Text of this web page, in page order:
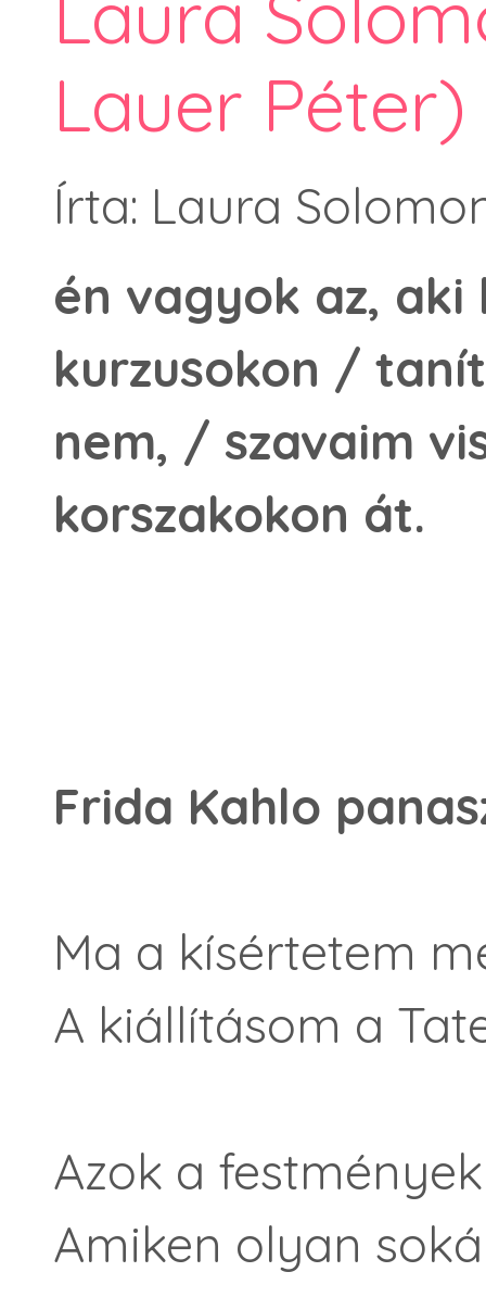
Lauer Péter)
Írta: Laura
én vagyok az,
kurzusokon /
nem, / szavaim
korszakokon át.
Frida Kahlo
Ma a kísértetem
A kiállításom a
Azok a
Amiken olyan